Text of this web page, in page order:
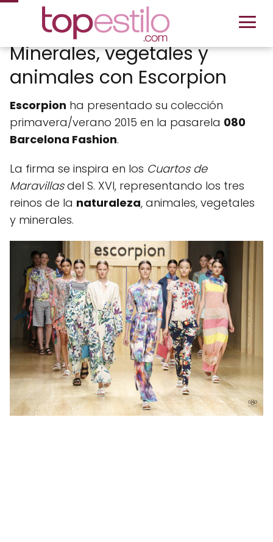
Minerales, vegetales y
animales con Escorpion
Escorpion ha presentado su colección
primavera/verano 2015 en la pasarela 080
Barcelona Fashion.
La firma se inspira en los Cuartos de
Maravillasdel S. XVI, representando los tres
reinos de la naturaleza, animales, vegetales
y minerales.